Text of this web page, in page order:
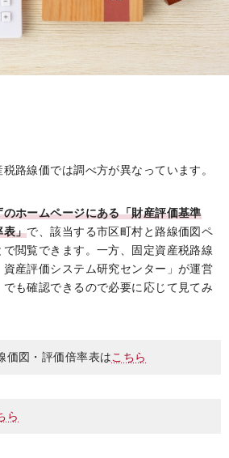
路線価では調べ方が異なっています。
のホームページにある「財産評価基準
」で、該当する市区町村と路線価図ペ
閲覧できます。一方、固定資産税路線
産評価システム研究センター」が運営
も確認できるので必要に応じて見てみ
図・評価倍率表はこちら
ら